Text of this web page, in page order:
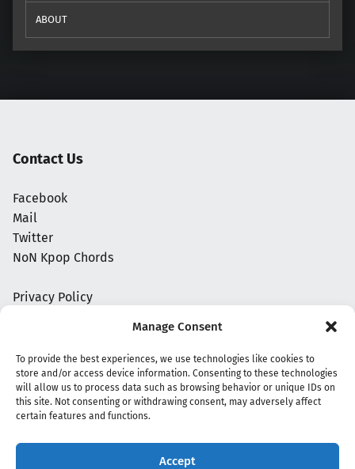
Manage Consent
To provide the best experiences, we use technologies like cookies to
store and/or access device information. Consenting to these technologies
will allow us to process data such as browsing behavior or unique IDs on
this site. Not consenting or withdrawing consent, may adversely affect
certain features and functions.
Accept
ABOUT
Contact Us
Facebook
Mail
Twitter
NoN Kpop Chords
Privacy Policy